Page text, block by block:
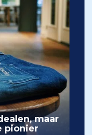
maar
pionier